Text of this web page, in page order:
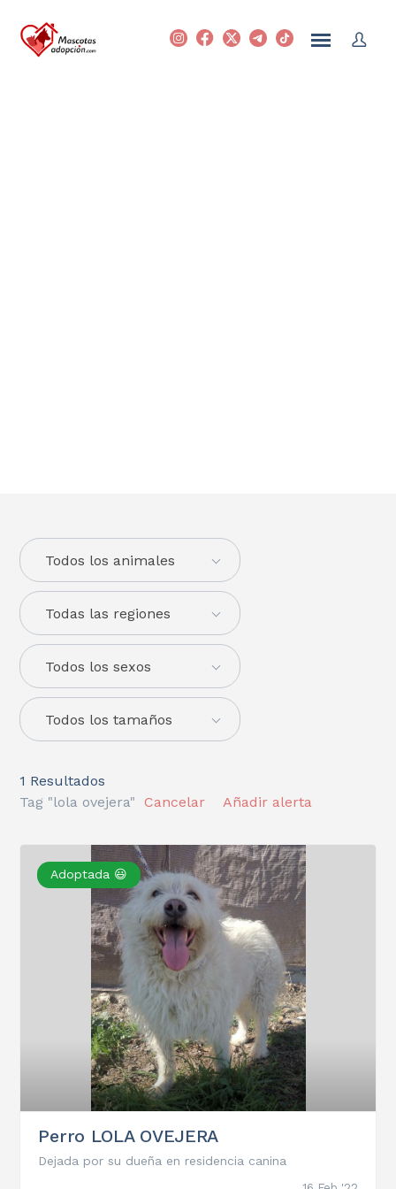
Todas las regiones
Todos los animales
Todos los sexos
Todos los tamaños
1 Resultados
Tag "lola ovejera"
Cancelar Añadir alerta
Adoptada 😃
Perro LOLA OVEJERA
Dejada por su dueña en residencia canina